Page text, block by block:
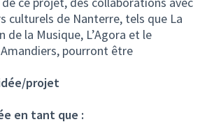
culturels de Nanterre, tels que La
de la Musique, L’Agora et le
pourront être
projet
en tant que :